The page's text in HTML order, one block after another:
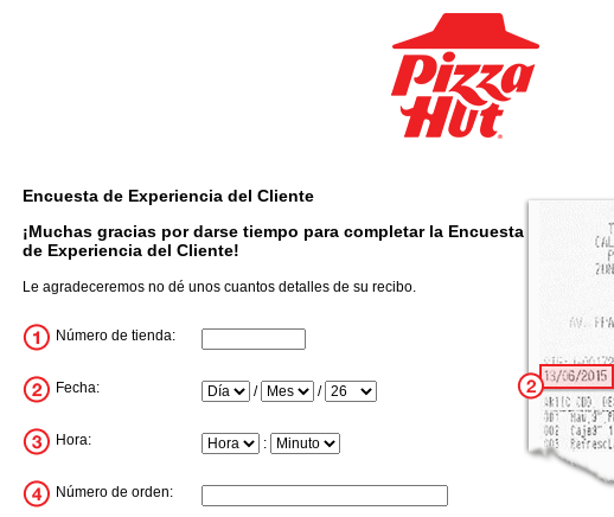
Encuesta de Experiencia del Cliente
¡Muchas gracias por darse tiempo para completar la Encuesta
de Experiencia del Cliente!
Le agradeceremos no dé unos cuantos detalles de su recibo.
Número de tienda:
Fecha: Día
/
/
Hora:
Hora
:
Número de orden: